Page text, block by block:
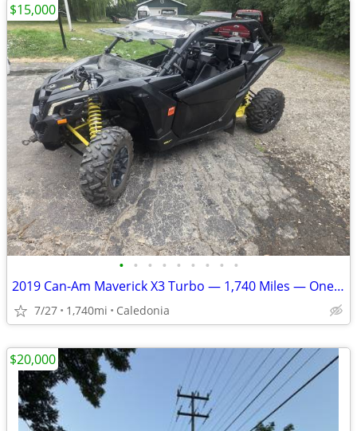
• • • • • • • • •
2019 Can-Am Maverick X3 Turbo — 1,740 Miles — One Owner
7/27 1,740mi Caledonia
$15,000
$20,000